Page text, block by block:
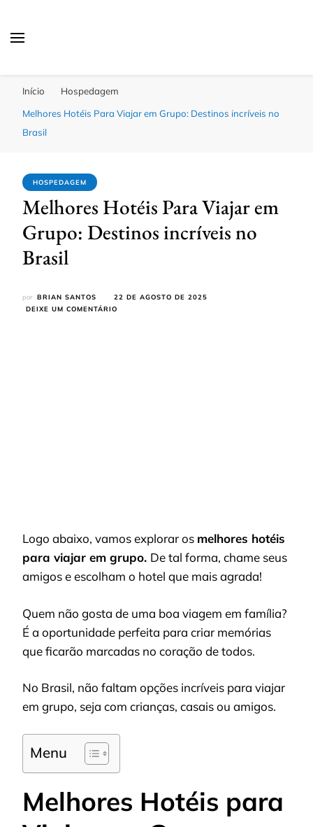
Início
Hospedagem
Melhores Hotéis Para Viajar em Grupo: Destinos incríveis no
Brasil
HOSPEDAGEM
Melhores Hotéis Para Viajar em
Grupo: Destinos incríveis no
Brasil
por BRIAN SANTOS
22 DE AGOSTO DE 2025
DEIXE UM COMENTÁRIO
Logo abaixo, vamos explorar os melhores hotéis
para viajar em grupo. De tal forma, chame seus
amigos e escolham o hotel que mais agrada!
Quem não gosta de uma boa viagem em família?
É a oportunidade perfeita para criar memórias
que ficarão marcadas no coração de todos.
No Brasil, não faltam opções incríveis para viajar
em grupo, seja com crianças, casais ou amigos.
Menu
Melhores Hotéis para